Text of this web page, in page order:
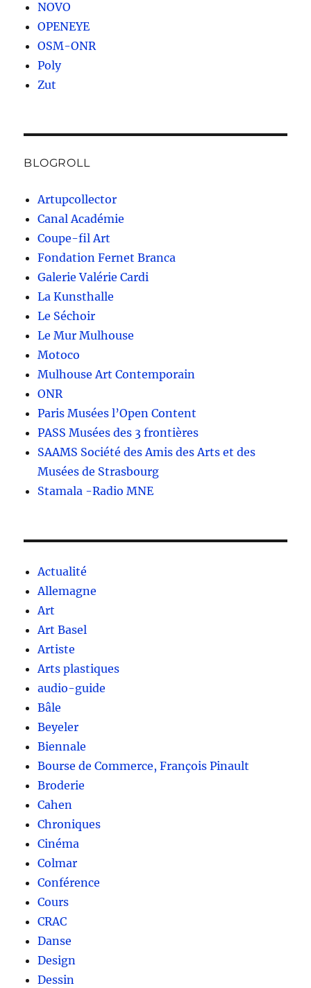
NOVO
OPENEYE
OSM-ONR
Poly
Zut
BLOGROLL
Artupcollector
Canal Académie
Coupe-fil Art
Fondation Fernet Branca
Galerie Valérie Cardi
La Kunsthalle
Le Séchoir
Le Mur Mulhouse
Motoco
Mulhouse Art Contemporain
ONR
Paris Musées l’Open Content
PASS Musées des 3 frontières
SAAMS Société des Amis des Arts et des
Musées de Strasbourg
Stamala -Radio MNE
Actualité
Allemagne
Art
Art Basel
Artiste
Arts plastiques
audio-guide
Bâle
Beyeler
Biennale
Bourse de Commerce, François Pinault
Broderie
Cahen
Chroniques
Cinéma
Colmar
Conférence
Cours
CRAC
Danse
Design
Dessin